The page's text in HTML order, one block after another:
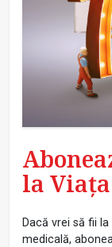
la
Dacă vrei să fii
medicală,